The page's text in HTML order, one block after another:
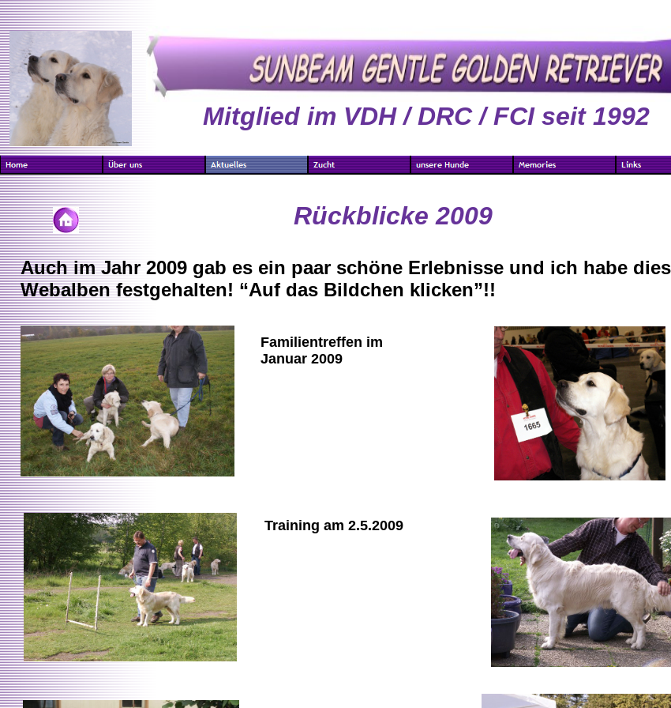
Mitglied im VDH / DRC / FCI seit 1992
Rückblicke 2009
Auch im Jahr 2009 gab es ein paar schöne Erlebnisse und ich habe
Webalben festgehalten! “Auf das Bildchen klicken”!!
Familientreffen im
Januar 2009
Training am 2.5.2009